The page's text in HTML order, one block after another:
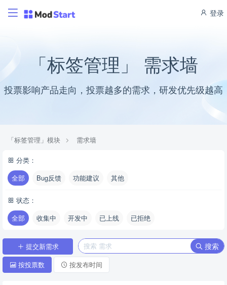
登录
「标签管理」 需求墙
投票影响产品走向，投票越多的需求，研发优先级越高
「标签管理」模块 需求墙
分类：
全部
Bug反馈 功能建议 其他
状态：
全部
收集中 开发中 已上线 已拒绝
提交新需求 搜索
按投票数 按发布时间